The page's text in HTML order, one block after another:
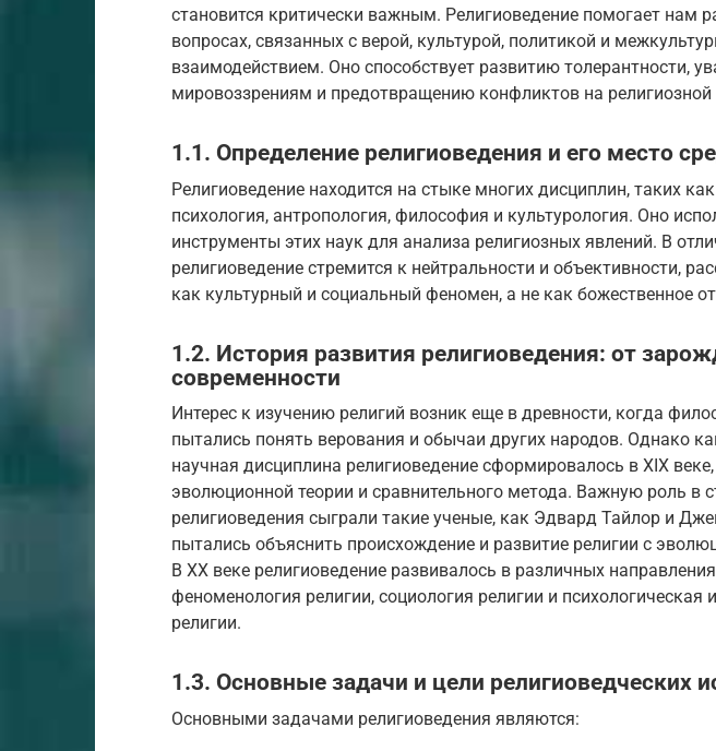
становится критически важным. Религиоведение помогает нам
вопросах, связанных с верой, культурой, политикой и
взаимодействием. Оно способствует развитию толерантности,
мировоззрениям и предотвращению конфликтов на религиозной
1.1. Определение религиоведения и его место
Религиоведение находится на стыке многих дисциплин, таких
психология, антропология, философия и культурология. Оно
инструменты этих наук для анализа религиозных явлений. В
религиоведение стремится к нейтральности и объективности,
как культурный и социальный феномен, а не как божественное
1.2. История развития религиоведения: от
современности
Интерес к изучению религий возник еще в древности, когда
пытались понять верования и обычаи других народов. Однако
научная дисциплина религиоведение сформировалось в XIX
эволюционной теории и сравнительного метода. Важную роль в
религиоведения сыграли такие ученые, как Эдвард Тайлор и
пытались объяснить происхождение и развитие религии с
В XX веке религиоведение развивалось в различных
феноменология религии, социология религии и психологическая
религии.
1.3. Основные задачи и цели религиоведческих
Основными задачами религиоведения являются: